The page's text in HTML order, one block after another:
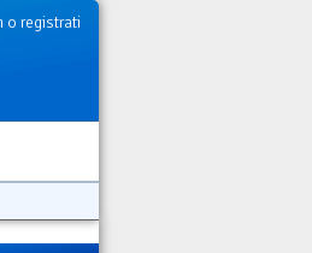
o registrati